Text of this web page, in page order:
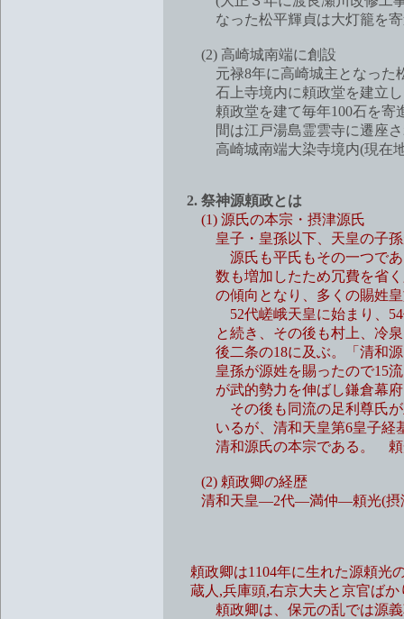
なった松平輝貞は大灯籠を寄
(2) 高崎城南端に創設
元禄8年に高崎城主となった松
石上寺境内に頼政堂を建立し、
頼政堂を建て毎年100石を寄進
間は江戸湯島霊雲寺に遷座され
高崎城南端大染寺境内(現在地)
2. 祭神源頼政とは
(1) 源氏の本宗・摂津源氏
皇子・皇孫以下、天皇の子孫が
源氏も平氏もその一つである
数も増加したため冗費を省く必
の傾向となり、多くの賜姓皇
52代嵯峨天皇に始まり、54代
と続き、その後も村上、冷泉、
後二条の18に及ぶ。「清和源氏
皇孫が源姓を賜ったので15流
が武的勢力を伸ばし鎌倉幕府
その後も同流の足利尊氏が正
いるが、清和天皇第6皇子経基
清和源氏の本宗である。 頼光
(2) 頼政卿の経歴
清和天皇―2代―満仲―頼光(摂
頼政卿は1104年に生れた源頼光
蔵人,兵庫頭,右京大夫と京官ば
頼政卿は、保元の乱では源義朝